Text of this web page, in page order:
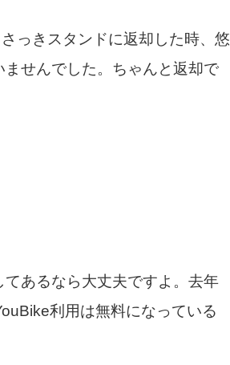
っきスタンドに返却した時、悠
せんでした。ちゃんと返却で
あるなら大丈夫ですよ。去年
利用は無料になっている